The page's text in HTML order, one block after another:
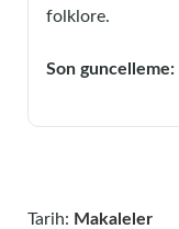
folklore.
Son guncelleme:
Tarih: Makaleler